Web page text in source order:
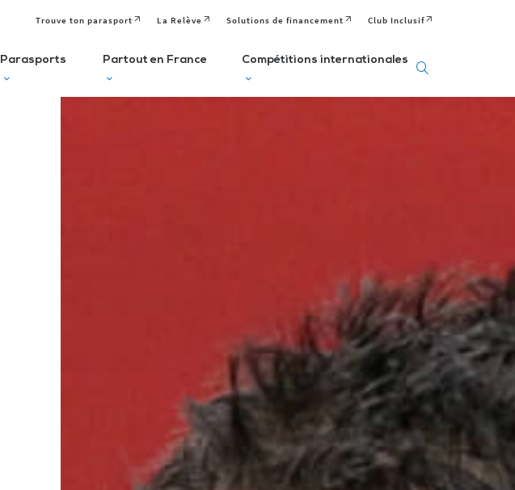
Trouve ton parasport La Relève Solutions de financement Club Inclusif
Parasports Partout en France Compétitions internationales
International
Sports Sourds